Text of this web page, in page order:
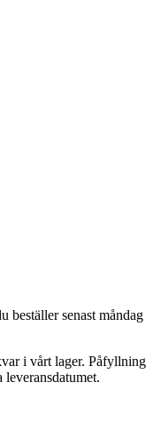
beställer senast måndag
i vårt lager. Påfyllning